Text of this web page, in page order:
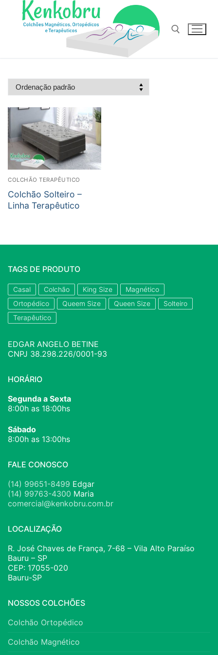
COLCHÃO TERAPÊUTICO
Colchão Solteiro –
Linha Terapêutico
TAGS DE PRODUTO
Casal Colchão King Size
Magnético
Ortopédico
Queem Size Queen Size
Solteiro
Terapêutico
EDGAR ANGELO BETINE
CNPJ 38.298.226/0001-93
HORÁRIO
Segunda a Sexta
8:00h as 18:00hs
Sábado
8:00h as 13:00hs
FALE CONOSCO
(14) 99651-8499 Edgar
(14) 99763-4300 Maria
comercial@kenkobru.com.br
LOCALIZAÇÃO
R. José Chaves de França, 7-68 – Vila Alto Paraíso
Bauru – SP
CEP: 17055-020
Bauru-SP
NOSSOS COLCHÕES
Colchão Ortopédico
Colchão Magnético